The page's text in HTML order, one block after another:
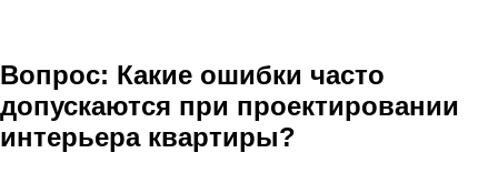
Вопрос: Какие ошибки часто
допускаются при проектировании
интерьера квартиры?